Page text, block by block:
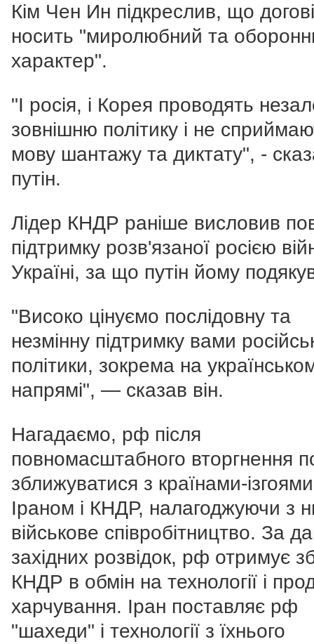
Кім Чен Ин підкреслив, що
носить "миролюбний та
характер".
"І росія, і Корея проводять
зовнішню політику і не
мову шантажу та диктату", -
путін.
Лідер КНДР раніше висловив
підтримку розв'язаної росією
Україні, за що путін йому
"Високо цінуємо послідовну та
незмінну підтримку вами
політики, зокрема на
напрямі", — сказав він.
Нагадаємо, рф після
повномасштабного вторгнення
зближуватися з країнами-ізгоями
Іраном і КНДР, налагоджуючи з
військове співробітництво. За
західних розвідок, рф отримує
КНДР в обмін на технології і
харчування. Іран поставляє рф
"шахеди" і технології з їхнього